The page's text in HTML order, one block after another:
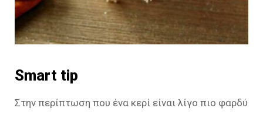
Smart tip
Στην περίπτωση που ένα κερί είναι λίγο πιο φαρδύ